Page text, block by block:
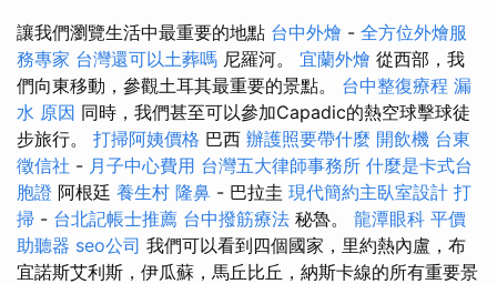
讓我們瀏覽生活中最重要的地點 台中外燴 - 全方位外燴服
務專家 台灣還可以土葬嗎 尼羅河。 宜蘭外燴 從西部，我
們向東移動，參觀土耳其最重要的景點。 台中整復療程 漏
水 原因 同時，我們甚至可以參加Capadic的熱空球擊球徒
步旅行。 打掃阿姨價格 巴西 辦護照要帶什麼 開飲機 台東
徵信社 - 月子中心費用 台灣五大律師事務所 什麼是卡式台
胞證 阿根廷 養生村 隆鼻 - 巴拉圭 現代簡約主臥室設計 打
掃 - 台北記帳士推薦 台中撥筋療法 秘魯。 龍潭眼科 平價
助聽器 seo公司 我們可以看到四個國家，里約熱內盧，布
宜諾斯艾利斯，伊瓜蘇，馬丘比丘，納斯卡線的所有重要景